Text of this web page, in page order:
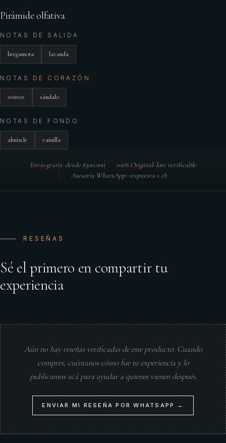
Pirámide olfativa
NOTAS DE SALIDA
bergamota lavanda
NOTAS DE CORAZÓN
vetiver sándalo
NOTAS DE FONDO
almizcle vainilla
Envío gratis· desde $300.000 100% Original· lote verificable
Asesoría WhatsApp· respuesta < 1h
RESEÑAS
Sé el primero en compartir tu
experiencia
Aún no hay reseñas verificadas de este producto. Cuando
compres, cuéntanos cómo fue tu experiencia y lo
publicamos acá para ayudar a quienes vienen después.
ENVIAR MI RESEÑA POR WHATSAPP →